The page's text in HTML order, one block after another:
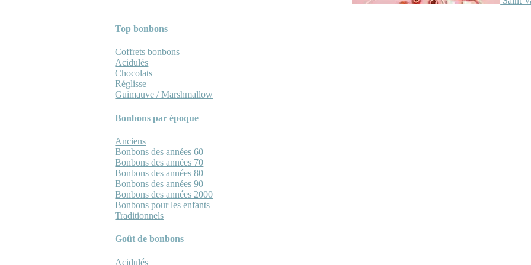
Top bonbons
Coffrets bonbons
Acidulés
Chocolats
Réglisse
Guimauve / Marshmallow
Bonbons par époque
Anciens
Bonbons des années 60
Bonbons des années 70
Bonbons des années 80
Bonbons des années 90
Bonbons des années 2000
Bonbons pour les enfants
Traditionnels
Goût de bonbons
Acidulés